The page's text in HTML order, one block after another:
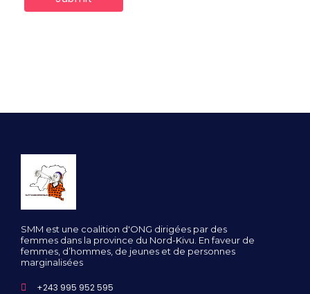
SMM est une coalition d'ONG dirigées par des
femmes dans la province du Nord-Kivu. En faveur de
femmes, d’hommes, de jeunes et de personnes
marginalisées
+243 995 952 595